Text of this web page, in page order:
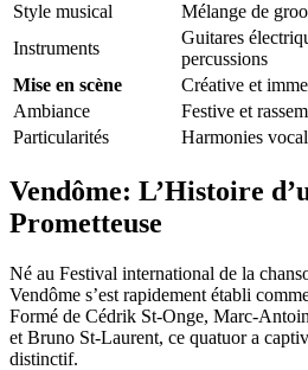
Style musical
Mélange de
Instruments
Guitares
percussions
Mise en scène
Créative et
Ambiance
Festive et
Particularités
Harmonies
Vendôme: L’Histoire
Prometteuse
Né au Festival international de la
Vendôme s’est rapidement établi
Formé de Cédrik St-Onge, Marc-
et Bruno St-Laurent, ce quatuor a
distinctif.